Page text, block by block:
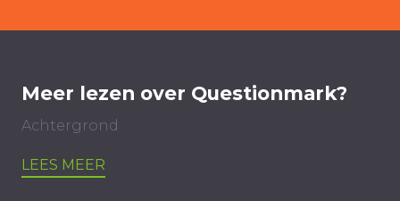
Meer lezen over Questionmark?
Achtergrond
LEES MEER